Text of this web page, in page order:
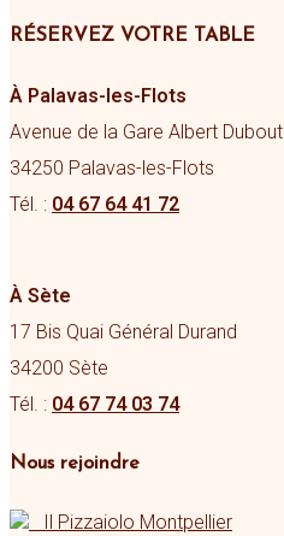
RÉSERVEZ VOTRE TABLE
À Palavas-les-Flots
Avenue de la Gare Albert Dubout
34250 Palavas-les-Flots
Tél. : 04 67 64 41 72
À Sète
17 Bis Quai Général Durand
34200 Sète
Tél. : 04 67 74 03 74
Nous rejoindre
Il Pizzaiolo Montpellier